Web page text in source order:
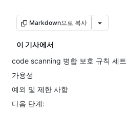
Markdown으로 복사
이 기사에서
code scanning 병합 보호 규칙 세트
가용성
예외 및 제한 사항
다음 단계: